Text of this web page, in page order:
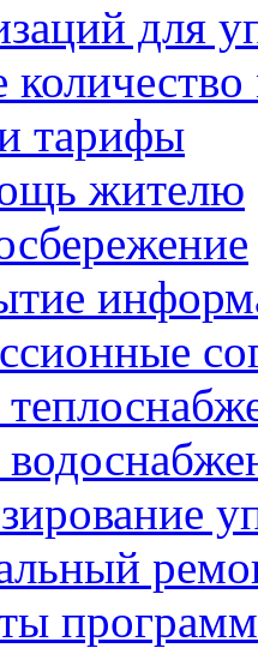
для
тарифы
жителю
программ